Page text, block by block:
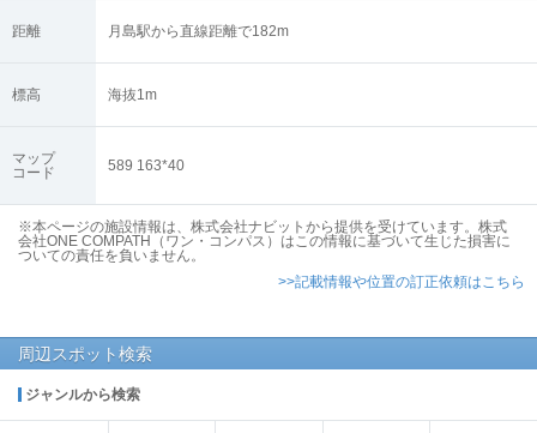
距離 月島駅から直線距離で182m
標高 海抜1m
マップ
コード
589 163*40
※本ページの施設情報は、株式会社ナビットから提供を受けています。株式
会社ONE COMPATH（ワン・コンパス）はこの情報に基づいて生じた損害に
ついての責任を負いません。
>>記載情報や位置の訂正依頼はこちら
周辺スポット検索
ジャンルから検索